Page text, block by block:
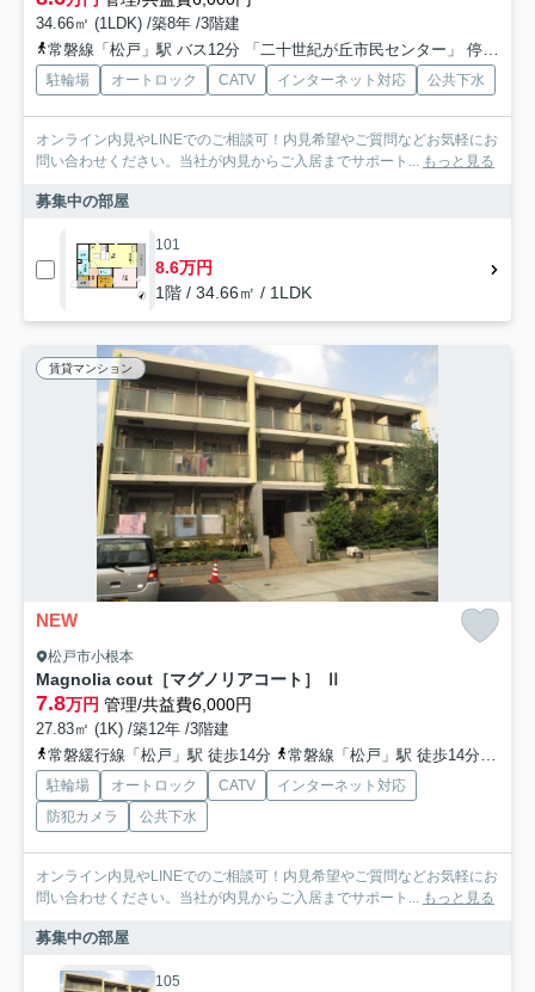
34.66㎡ (1LDK) /築8年 /3階建
常磐線「松戸」駅 バス12分 「二十世紀が丘市民センター」 停歩4分
駐輪場 オートロック CATV インターネット対応 公共下水
オンライン内見やLINEでのご相談可！内見希望やご質問などお気軽にお
問い合わせください。当社が内見からご入居までサポート... もっと見る
募集中の部屋
101
8.6万円
1階 / 34.66㎡ / 1LDK
賃貸マンション
NEW
松戸市小根本
Magnolia cout［マグノリアコート］ Ⅱ
7.8万円 管理/共益費6,000円
27.83㎡ (1K) /築12年 /3階建
常磐緩行線「松戸」駅 徒歩14分
常磐線「松戸」駅 徒歩14分
駐輪場 オートロック CATV
インターネット対応
防犯カメラ
公共下水
オンライン内見やLINEでのご相談可！内見希望やご質問などお気軽にお
問い合わせください。当社が内見からご入居までサポート... もっと見る
募集中の部屋
105